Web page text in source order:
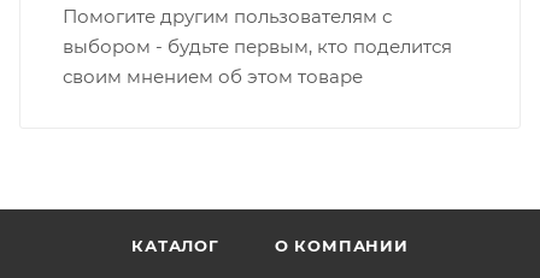
Помогите другим пользователям с
выбором - будьте первым, кто поделится
своим мнением об этом товаре
КАТАЛОГ О КОМПАНИИ